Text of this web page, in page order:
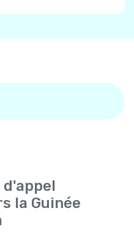
d'appel
la Guinée